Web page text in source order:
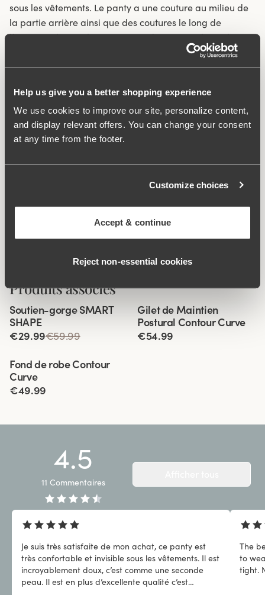
Help us give you a better shopping experience
We use cookies to improve our site, personalize content,
and display relevant offers. You can change your consent
at any time from the footer.
Customize choices
Accept & continue
Reject non‑essential cookies
sous les vêtements. Le panty a une couture au milieu de
la partie arrière ainsi que des coutures le long de
l’intérieur des jambes, mais pas de coutures latérales.
Ouvertures pour les jambes découpées au laser pour
une transition invisible entre le vêtement et la
Shaping panty in soft and stretchy material.
Mesh lining all around the top for a firm shaping
effect, especially over the hips.
Laser-cut leg openings create a smooth, invisible look.
Cotton-lined gusset.
76% polyamide, 24% élasthanne
408706
Produits associés
Viewing image 1 of 4
Soutien-gorge SMART
SHAPE
€29.99€59.99
Viewing image 1 of 3
Gilet de Maintien
Postural Contour Curve
€54.99
Viewing image 1 of 3
Fond de robe Contour
Curve
€49.99
4.5
11 Commentaires
Je suis très satisfaite de mon achat, ce panty est
très confortable et invisible sous les vêtements. Il est
incroyablement doux, c’est comme une seconde
peau. Il est en plus d’excellente qualité c’est
The
to
tight.